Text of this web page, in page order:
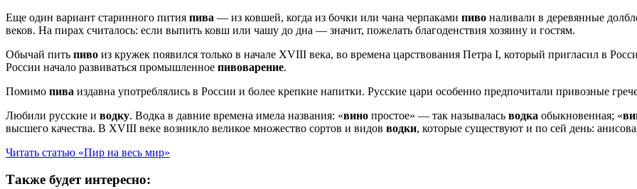
Еще один вариант старинного пития пива — из ковшей, когда из бочки или чана черпаками пиво наливали в деревянные
веков. На пирах считалось: если выпить ковш или чашу до дна — значит, пожелать благоденствия хозяину и гостям.
Обычай пить пиво из кружек появился только в начале XVIII века, во времена царствования Петра I, который пригласил в
России начало развиваться промышленное пивоварение.
Помимо пива издавна употреблялись в России и более крепкие напитки. Русские цари особенно предпочитали привозные
Любили русские и водку. Водка в давние времена имела названия: «вино простое» — так называлась водка обыкновенная; «
высшего качества. В XVIII веке возникло великое множество сортов и видов водки, которые существуют и по сей день:
Читать статью «Пир на весь мир»
Также будет интересно: